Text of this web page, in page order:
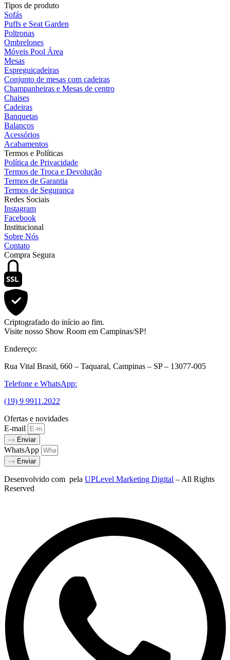
Tipos de produto
Sofás
Puffs e Seat Garden
Poltronas
Ombrelones
Móveis Pool Área
Mesas
Espreguiçadeiras
Conjunto de mesas com cadeiras
Champanheiras e Mesas de centro
Chaises
Cadeiras
Banquetas
Balanços
Acessórios
Acabamentos
Termos e Políticas
Política de Privacidade
Termos de Troca e Devolução
Termos de Garantia
Termos de Segurança
Redes Sociais
Instagram
Facebook
Institucional
Sobre Nós
Contato
Compra Segura
SSL
Criptografado do início ao fim.
Visite nosso Show Room em Campinas/SP!
Endereço:
Rua Vital Brasil, 660 – Taquaral, Campinas – SP – 13077-005
Telefone e WhatsApp:
(19) 9 9911.2022
Ofertas e novidades
E-mail
Enviar
WhatsApp
Enviar
Desenvolvido com pela UPLevel Marketing Digital – All Rights
Reserved